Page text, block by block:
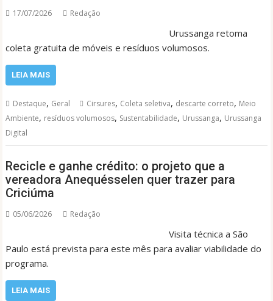
17/07/2026 Redação
Urussanga retoma
coleta gratuita de móveis e resíduos volumosos.
LEIA MAIS
Destaque, Geral Cirsures, Coleta seletiva, descarte correto, Meio
Ambiente, resíduos volumosos, Sustentabilidade, Urussanga, Urussanga
Digital
Recicle e ganhe crédito: o projeto que a
vereadora Anequésselen quer trazer para
Criciúma
05/06/2026 Redação
Visita técnica a São
Paulo está prevista para este mês para avaliar viabilidade do
programa.
LEIA MAIS